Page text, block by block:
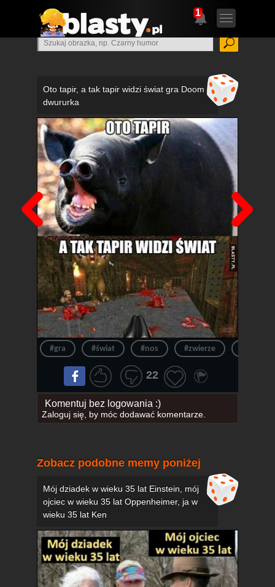
1
Oto tapir, a tak tapir widzi świat gra Doom
dwururka
Poprzedni
#gra #świat #nos #zwierze
22
Komentuj bez logowania :)
Zaloguj się, by móc dodawać komentarze.
Zobacz podobne memy poniżej
Mój dziadek w wieku 35 lat Einstein, mój
ojciec w wieku 35 lat Oppenheimer, ja w
wieku 35 lat Ken